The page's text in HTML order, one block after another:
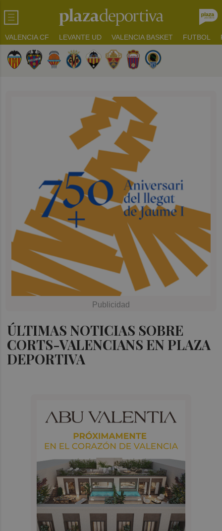
VALENCIA CF LEVANTE UD VALENCIA BASKET FUTBOL
ÚLTIMAS NOTICIAS SOBRE
CORTS-VALENCIANS EN PLAZA
DEPORTIVA